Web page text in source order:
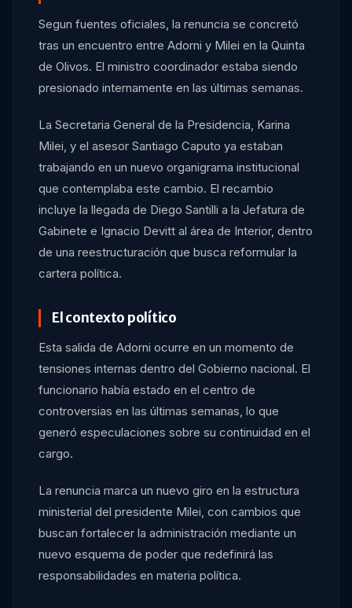
Segun fuentes oficiales, la renuncia se concretó
tras un encuentro entre Adorni y Milei en la Quinta
de Olivos. El ministro coordinador estaba siendo
presionado internamente en las últimas semanas.
La Secretaria General de la Presidencia, Karina
Milei, y el asesor Santiago Caputo ya estaban
trabajando en un nuevo organigrama institucional
que contemplaba este cambio. El recambio
incluye la llegada de Diego Santilli a la Jefatura de
Gabinete e Ignacio Devitt al área de Interior, dentro
de una reestructuración que busca reformular la
cartera política.
El contexto político
Esta salida de Adorni ocurre en un momento de
tensiones internas dentro del Gobierno nacional. El
funcionario había estado en el centro de
controversias en las últimas semanas, lo que
generó especulaciones sobre su continuidad en el
cargo.
La renuncia marca un nuevo giro en la estructura
ministerial del presidente Milei, con cambios que
buscan fortalecer la administración mediante un
nuevo esquema de poder que redefinirá las
responsabilidades en materia política.